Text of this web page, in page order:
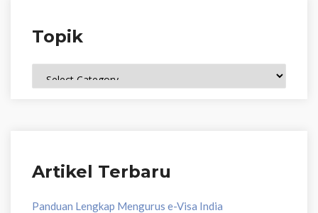
Topik
Artikel Terbaru
Panduan Lengkap Mengurus e-Visa India